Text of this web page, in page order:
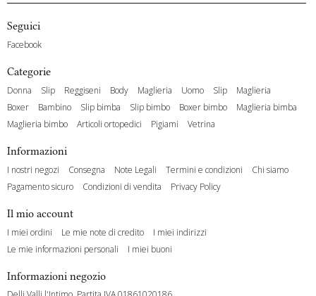
Seguici
Facebook
Categorie
Donna Slip Reggiseni Body Maglieria Uomo Slip
Maglieria
Boxer
Bambino Slip bimba Slip bimbo Boxer bimbo
Maglieria bimba
Maglieria bimbo
Articoli ortopedici Pigiami Vetrina
Informazioni
I nostri negozi Consegna Note Legali Termini e condizioni
Chi siamo
Pagamento sicuro
Condizioni di vendita Privacy Policy
Il mio account
I miei ordini Le mie note di credito
I miei indirizzi
Le mie informazioni personali
I miei buoni
Informazioni negozio